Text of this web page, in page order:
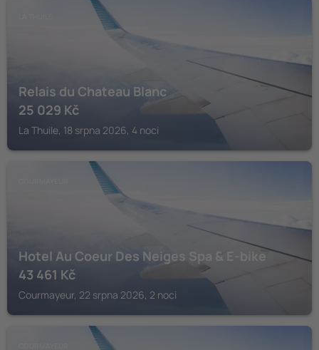
Relais du Chateau Blanc
25 029 Kč
La Thuile, 18 srpna 2026, 4 noci
Hotel Au Coeur Des Neiges Spa & E-bike
43 461 Kč
Courmayeur, 22 srpna 2026, 2 noci